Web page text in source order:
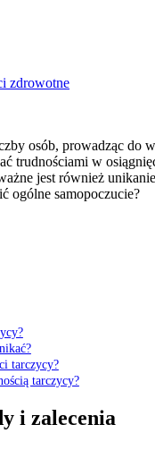
zdrowotne
osób, prowadząc
trudnościami w
jest również
ogólne samopoczucie?
tarczycy?
tarczycy?
i zalecenia